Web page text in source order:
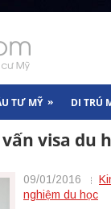
TƯ MỸ » DI TRÚ
visa du
09/01/2016
nghiệm du học